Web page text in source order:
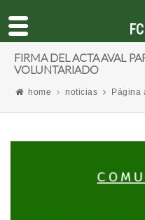
FIRMA DEL ACTA AVAL
VOLUNTARIADO
home noticias Página